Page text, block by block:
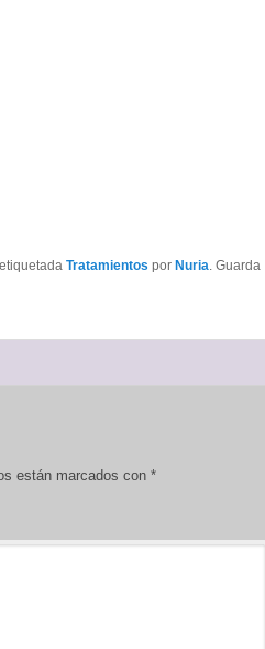
Tratamientos por Nuria. Guarda
están marcados con *